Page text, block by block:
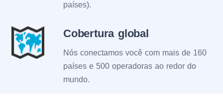
países).
Cobertura global
Nós conectamos você com mais de 160
países e 500 operadoras ao redor do
mundo.